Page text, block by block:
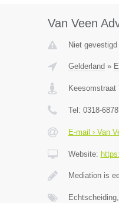
Van Veen
Niet
Gelderland »
Keesomstraat
Tel: 0318-
E-mail › Van
Website:
Mediation is